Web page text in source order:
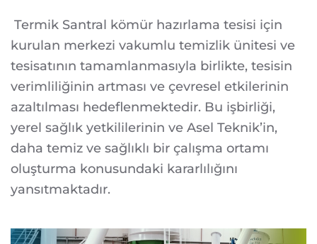
Termik Santral kömür hazırlama tesisi için
kurulan merkezi vakumlu temizlik ünitesi ve
tesisatının tamamlanmasıyla birlikte, tesisin
verimliliğinin artması ve çevresel etkilerinin
azaltılması hedeflenmektedir. Bu işbirliği,
yerel sağlık yetkililerinin ve Asel Teknik’in,
daha temiz ve sağlıklı bir çalışma ortamı
oluşturma konusundaki kararlılığını
yansıtmaktadır.